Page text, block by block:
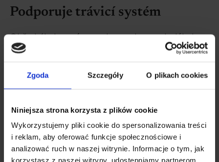
Zgoda Szczegóły O plikach cookies
Niniejsza strona korzysta z plików cookie
Wykorzystujemy pliki cookie do spersonalizowania treści
i reklam, aby oferować funkcje społecznościowe i
analizować ruch w naszej witrynie. Informacje o tym, jak
korzystasz z naszej witryny, udostępniamy partnerom
Podporuje trávicí systém
Obřadní kakao vám poskytne dostatek vlákniny,
která je nezbytná pro zdravý trávicí systém.
poskytuje pocit sytosti a podporuje normální
Vyhlazuje pokožku
Ceremonial kakao je bohaté naantioxidanty,